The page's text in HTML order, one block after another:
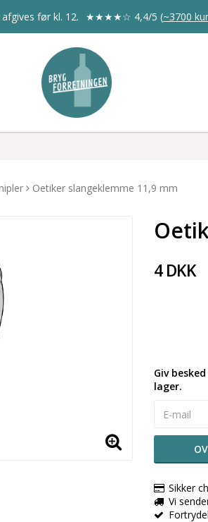
før kl. 12. ★★★★☆ 4,4/5 (~3700
Oetiker slangeklemme 11,9 mm
4 DKK
Giv
lager.
Sikker
Vi